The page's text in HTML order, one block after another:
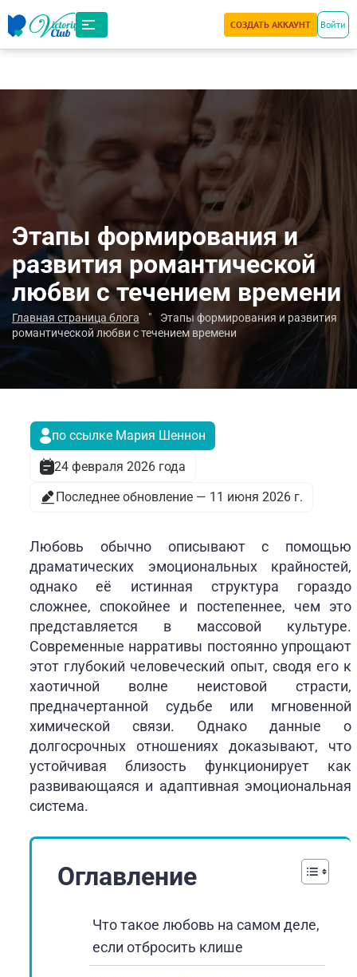
СОЗДАТЬ АККАУНТ Войти
Этапы формирования и
развития романтической
любви с течением времени
Главная страница блога "
Этапы формирования и развития
романтической любви с течением времени
по ссылке Мария Шеннон
24 февраля 2026 года
Последнее обновление — 11 июня 2026 г.
Любовь обычно описывают с помощью
драматических эмоциональных крайностей,
однако её истинная структура гораздо
сложнее, спокойнее и постепеннее, чем это
представляется в массовой культуре.
Современные нарративы постоянно упрощают
этот глубокий человеческий опыт, сводя его к
хаотичной волне неистовой страсти,
предначертанной судьбе или мгновенной
химической связи. Однако данные о
долгосрочных отношениях доказывают, что
устойчивая близость функционирует как
развивающаяся и адаптивная эмоциональная
система.
Оглавление
Что такое любовь на самом деле,
если отбросить клише